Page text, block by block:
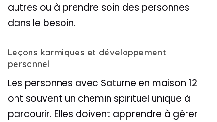
autres ou à prendre soin des personnes
dans le besoin.
Leçons karmiques et développement
personnel
Les personnes avec Saturne en maison 12
ont souvent un chemin spirituel unique à
parcourir. Elles doivent apprendre à gérer